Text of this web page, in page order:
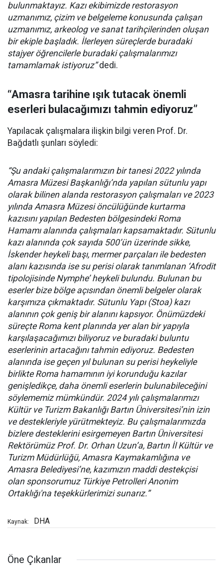
bulunmaktayız. Kazı ekibimizde restorasyon
uzmanımız, çizim ve belgeleme konusunda çalışan
uzmanımız, arkeolog ve sanat tarihçilerinden oluşan
bir ekiple başladık. İlerleyen süreçlerde buradaki
stajyer öğrencilerle buradaki çalışmalarımızı
tamamlamak istiyoruz”dedi.
“Amasra tarihine ışık tutacak önemli
eserleri bulacağımızı tahmin ediyoruz”
Yapılacak çalışmalara ilişkin bilgi veren Prof. Dr.
Bağdatlı şunları söyledi:
“Şu andaki çalışmalarımızın bir tanesi 2022 yılında
Amasra Müzesi Başkanlığı’nda yapılan sütunlu yapı
olarak bilinen alanda restorasyon çalışmaları ve 2023
yılında Amasra Müzesi öncülüğünde kurtarma
kazısını yapılan Bedesten bölgesindeki Roma
Hamamı alanında çalışmaları kapsamaktadır. Sütunlu
kazı alanında çok sayıda 500’ün üzerinde sikke,
İskender heykeli başı, mermer parçaları ile bedesten
alanı kazısında ise su perisi olarak tanımlanan ‘Afrodit
tipolojisinde Nymphe’ heykeli bulundu. Bulunan bu
eserler bize bölge açısından önemli belgeler olarak
karşımıza çıkmaktadır. Sütunlu Yapı (Stoa) kazı
alanının çok geniş bir alanını kapsıyor. Önümüzdeki
süreçte Roma kent planında yer alan bir yapıyla
karşılaşacağımızı biliyoruz ve buradaki buluntu
eserlerinin artacağını tahmin ediyoruz. Bedesten
alanında ise geçen yıl bulunan su perisi heykeliyle
birlikte Roma hamamının iyi korunduğu kazılar
genişledikçe, daha önemli eserlerin bulunabileceğini
söylememiz mümkündür. 2024 yılı çalışmalarımızı
Kültür ve Turizm Bakanlığı Bartın Üniversitesi’nin izin
ve destekleriyle yürütmekteyiz. Bu çalışmalarımızda
bizlere desteklerini esirgemeyen Bartın Üniversitesi
Rektörümüz Prof. Dr. Orhan Uzun’a, Bartın İl Kültür ve
Turizm Müdürlüğü, Amasra Kaymakamlığına ve
Amasra Belediyesi’ne, kazımızın maddi destekçisi
olan sponsorumuz Türkiye Petrolleri Anonim
Ortaklığı'na teşekkürlerimizi sunarız.”
Kaynak: DHA
Öne Çıkanlar